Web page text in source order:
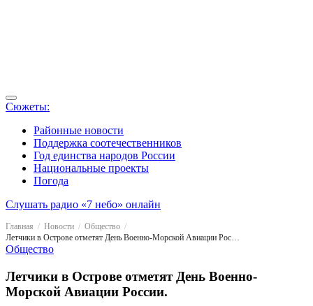
Сюжеты:
Районные новости
Поддержка соотечественников
Год единства народов России
Национальные проекты
Погода
Слушать радио «7 небо» онлайн
Главная Новости
Общество
Летчики в Острове отметят День Военно-Морской Авиации России.
Общество
Летчики в Острове отметят День Военно-
Морской Авиации России.